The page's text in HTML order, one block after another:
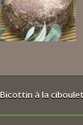
Bicottin à la